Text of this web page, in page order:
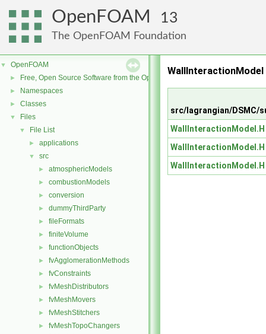
OpenFOAM 13
The OpenFOAM Foundation
▼ OpenFOAM
► Free, Open Source Software from the OpenFOAM Foundation
► Namespaces
► Classes
▼ Files
▼ File List
► applications
▼ src
► atmosphericModels
► combustionModels
► conversion
► dummyThirdParty
► fileFormats
► finiteVolume
► functionObjects
► fvAgglomerationMethods
► fvConstraints
► fvMeshDistributors
► fvMeshMovers
► fvMeshStitchers
► fvMeshTopoChangers
src/lagrangian/DSMC/
WallInteractionModel.H
WallInteractionModel.H
WallInteractionModel.H